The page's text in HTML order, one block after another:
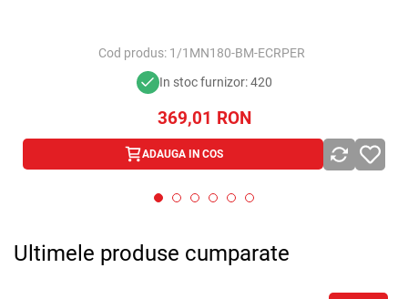
Cod produs: 1/1MN180-BM-ECRPER
In stoc furnizor: 420
369,01 RON
ADAUGA IN COS
Ultimele produse cumparate